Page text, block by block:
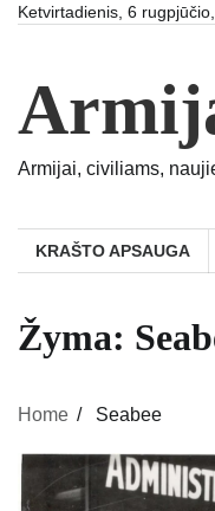
SkipKetvirtadienis, 6
Armijai, civiliams,
KRAŠTO APSAUGA
Žyma:
Home Seabee